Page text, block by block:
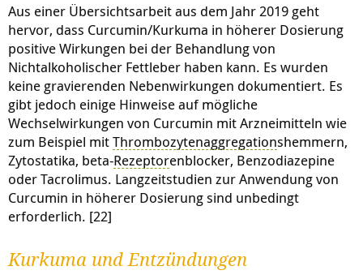
Aus einer Übersichtsarbeit aus dem Jahr 2019 geht
hervor, dass Curcumin/Kurkuma in höherer Dosierung
positive Wirkungen bei der Behandlung von
Nichtalkoholischer Fettleber haben kann. Es wurden
keine gravierenden Nebenwirkungen dokumentiert. Es
gibt jedoch einige Hinweise auf mögliche
Wechselwirkungen von Curcumin mit Arzneimitteln wie
zum Beispiel mitThrombozytenaggregationshemmern,
Zytostatika, beta-Rezeptorenblocker, Benzodiazepine
oder Tacrolimus. Langzeitstudien zur Anwendung von
Curcumin in höherer Dosierung sind unbedingt
erforderlich. [22]
Kurkuma und Entzündungen